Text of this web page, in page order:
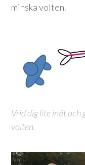
minska volten.
Vrid dig lite inåt och
volten.